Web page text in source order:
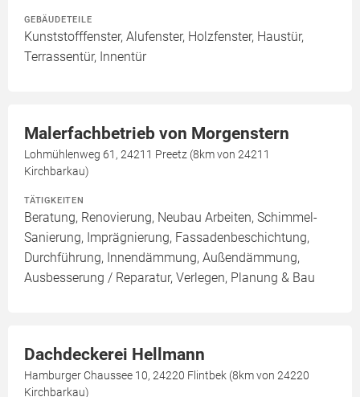
GEBÄUDETEILE
Kunststofffenster, Alufenster, Holzfenster, Haustür,
Terrassentür, Innentür
Malerfachbetrieb von Morgenstern
Lohmühlenweg 61, 24211 Preetz (8km von 24211
Kirchbarkau)
TÄTIGKEITEN
Beratung, Renovierung, Neubau Arbeiten, Schimmel-
Sanierung, Imprägnierung, Fassadenbeschichtung,
Durchführung, Innendämmung, Außendämmung,
Ausbesserung / Reparatur, Verlegen, Planung & Bau
Dachdeckerei Hellmann
Hamburger Chaussee 10, 24220 Flintbek (8km von 24220
Kirchbarkau)